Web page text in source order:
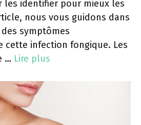
les identifier pour mieux les
nous vous guidons dans
symptômes
cette infection fongique. Les
… Lire plus